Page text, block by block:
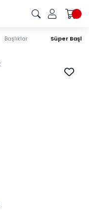
Başlıklar Süper Başlık